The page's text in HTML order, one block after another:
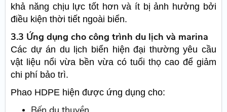
khả năng chịu lực tốt hơn và ít bị ảnh hưởng bởi
điều kiện thời tiết ngoài biển.
3.3 Ứng dụng cho công trình du lịch và marina
Các dự án du lịch biển hiện đại thường yêu cầu
vật liệu nổi vừa bền vừa có tuổi thọ cao để giảm
chi phí bảo trì.
Phao HDPE hiện được ứng dụng cho: